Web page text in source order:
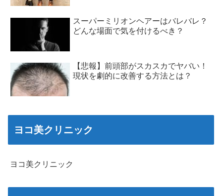
スーパーミリオンヘアーはバレバレ？
どんな場面で気を付けるべき？
【悲報】前頭部がスカスカでヤバい！
現状を劇的に改善する方法とは？
ヨコ美クリニック
ヨコ美クリニック